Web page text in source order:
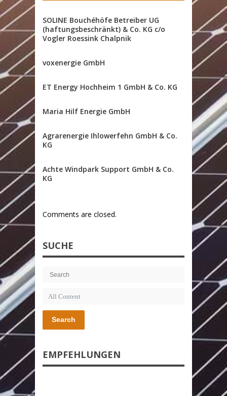
SOLINE Bouchéhöfe Betreiber UG
(haftungsbeschränkt) & Co. KG c/o
Vogler Roessink Chalpnik
voxenergie GmbH
ET Energy Hochheim 1 GmbH & Co. KG
Maria Hilf Energie GmbH
Agrarenergie Ihlowerfehn GmbH & Co.
KG
Achte Windpark Support GmbH & Co.
KG
Comments are closed.
SUCHE
Search
EMPFEHLUNGEN